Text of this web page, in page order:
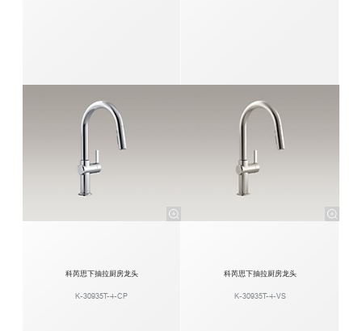
科芮思下抽拉厨房龙头
K-30935T-4-CP
科芮思下抽拉厨房龙头
K-30935T-4-VS